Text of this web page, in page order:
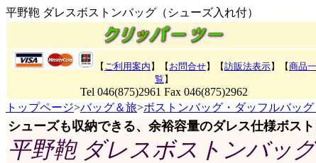
平野鞄 ダレスボストンバッグ（シューズ入れ付）
【 ご利用案内 】【 お問合せ】【訪販法表示】 【商品一
覧 】
Tel 046(875)2961 Fax 046(875)2962
トップページ>バッグ＆旅>ボストンバッグ・ダッフルバッ
シューズも収納できる、余裕容量のダレス仕様ボスト
平野鞄 ダレスボストンバッ